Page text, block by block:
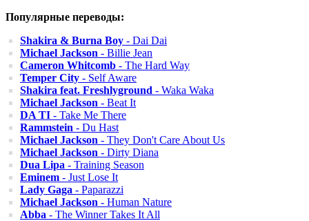
Популярные переводы:
Shakira & Burna Boy - Dai Dai
Michael Jackson - Billie Jean
Cameron Whitcomb - The Hard Way
Temper City - Self Aware
Shakira feat. Freshlyground - Waka Waka
Michael Jackson - Beat It
DA TI - Take Me There
Rammstein - Du Hast
Michael Jackson - They Don't Care About Us
Michael Jackson - Dirty Diana
Dua Lipa - Training Season
Eminem - Just Lose It
Lady Gaga - Paparazzi
Michael Jackson - Human Nature
Abba - The Winner Takes It All